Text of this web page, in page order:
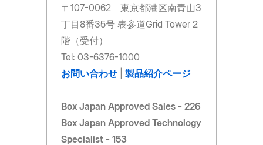
〒107-0062 東京都港区南青山3
丁目8番35号 表参道Grid Tower 2
階（受付）
Tel: 03-6376-1000
お問い合わせ| 製品紹介ページ
Box Japan Approved Sales - 226
Box Japan Approved Technology
Specialist - 153